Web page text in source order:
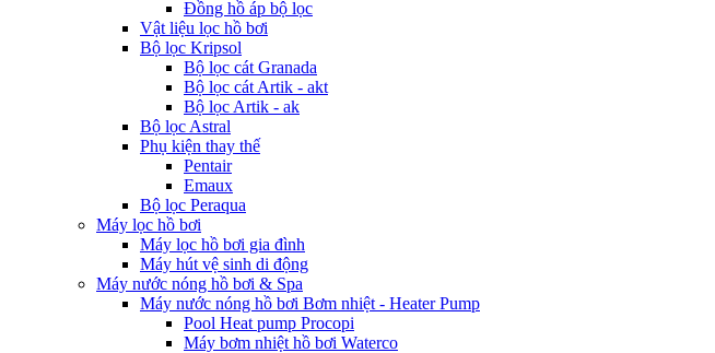
Đồng hồ áp bộ lọc
Vật liệu lọc hồ bơi
Bộ lọc Kripsol
Bộ lọc cát Granada
Bộ lọc cát Artik - akt
Bộ lọc Artik - ak
Bộ lọc Astral
Phụ kiện thay thế
Pentair
Emaux
Bộ lọc Peraqua
Máy lọc hồ bơi
Máy lọc hồ bơi gia đình
Máy hút vệ sinh di động
Máy nước nóng hồ bơi & Spa
Máy nước nóng hồ bơi Bơm nhiệt - Heater Pump
Pool Heat pump Procopi
Máy bơm nhiệt hồ bơi Waterco